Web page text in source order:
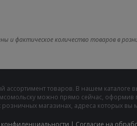
фактическое количество товаров в
товаров. В нашем
можно прямо сейчас, оформив
магазинах, адреса которых вы